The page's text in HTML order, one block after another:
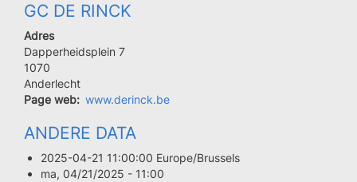
GC DE RINCK
Adres
Dapperheidsplein 7
Code
postal
1070
Ville
Anderlecht
Page web
www.derinck.be
ANDERE DATA
2025-04-21 11:00:00 Europe/Brussels
ma, 04/21/2025 - 11:00